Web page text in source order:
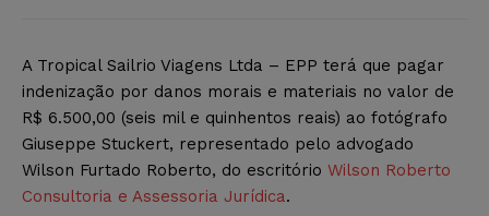
A Tropical Sailrio Viagens Ltda – EPP terá que pagar
indenização por danos morais e materiais no valor de
R$ 6.500,00 (seis mil e quinhentos reais) ao fotógrafo
Giuseppe Stuckert, representado pelo advogado
Wilson Furtado Roberto, do escritório Wilson Roberto
Consultoria e Assessoria Jurídica.